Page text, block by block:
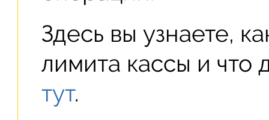
Здесь вы узнаете,
лимита кассы и что
тут.